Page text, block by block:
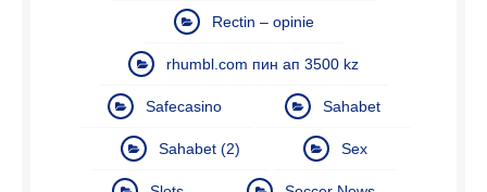
Rectin – opinie
rhumbl.com пин ап 3500 kz
Safecasino Sahabet
Sahabet (2) Sex